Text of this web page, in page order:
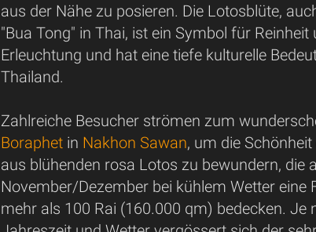
aus der Nähe zu posieren. Die Lotosblüte,
"Bua Tong" in Thai, ist ein Symbol für Reinheit
Erleuchtung und hat eine tiefe kulturelle
Thailand.
Zahlreiche Besucher strömen zum
Boraphet in Nakhon Sawan, um die
aus blühenden rosa Lotos zu bewundern, die
November/Dezember bei kühlem Wetter eine
mehr als 100 Rai (160.000 qm) bedecken. Je